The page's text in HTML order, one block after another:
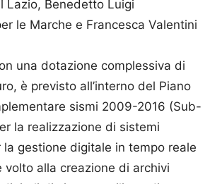
Lazio, Benedetto Luigi
le Marche e Francesca Valentini
una dotazione complessiva di
è previsto all’interno del Piano
sismi 2009-2016 (Sub-
la realizzazione di sistemi
la gestione digitale in tempo reale
volto alla creazione di archivi